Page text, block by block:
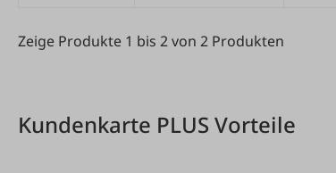
Zeige Produkte 1 bis 2 von 2 Produkten
Kundenkarte PLUS Vorteile